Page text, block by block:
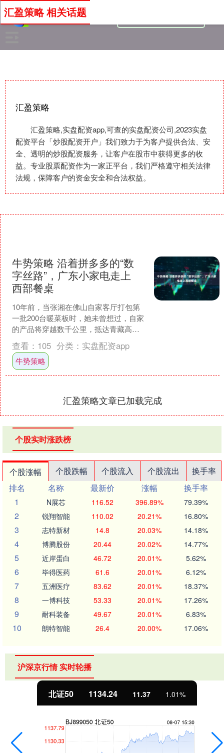
汇盈策略
汇盈策略,实盘配资app,可查的实盘配资公司,2023实盘
配资平台「炒股配资开户」我们致力于为客户提供合法、安
全、透明的炒股配资服务，让客户在股市中获得更多的收
益。专业股票配资作为一家正平台，我们严格遵守相关法律
法规，保障客户的资金安全和合法权益。
汇盈策略 相关话题
牛势策略 沿着拼多多的“数
字丝路”，广东小家电走上
西部餐桌
10年前，当张湘在佛山自家客厅打包第
一批200台暖菜板时，她未曾想过，自家
的产品将穿越数千公里，抵达青藏高原
牧民的餐桌。无独有偶，不远处的中
山，蒋友俊也没料到，....
查看： 105 分类： 实盘配资app
牛势策略
汇盈策略文章已加载完成
个股实时涨跌榜
个股涨幅 个股跌幅 个股流入 个股流出
换手率
排名
名称 最新价 涨幅
换手率
1
N展芯 116.52 396.89% 79.39%
2 锐翔智能 110.02 20.21% 16.80%
3 志特新材 14.8 20.03% 14.18%
4 博腾股份 20.44 20.02% 14.77%
5 近岸蛋白 46.72 20.01% 5.62%
6 毕得医药 61.6 20.01% 6.12%
7 五洲医疗 83.62 20.01% 18.37%
8 一博科技 53.33 20.01% 17.26%
9 耐科装备 49.67 20.01% 6.83%
10 朗特智能 26.4 20.00% 17.06%
沪深京行情 实时轮播
北证50 1134.24 11.37 1.01%